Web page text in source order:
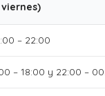
– 22:00
– 18:00 y 22:00 –